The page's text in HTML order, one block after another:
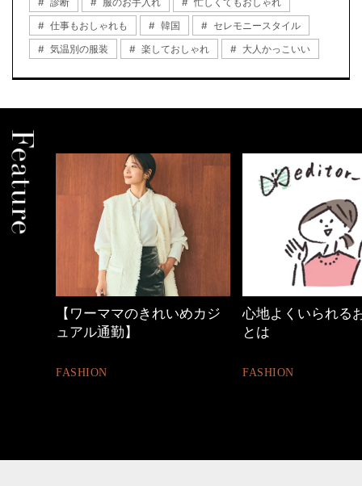
仕事もおしゃれも
韓国
セレモニースタイル
気温別の服装
楽しておしゃれ 大人かっこいい
【ワーママのきれいめカジ
ュアル通勤】
FASHION
心地よくいられる
とは
FASHION